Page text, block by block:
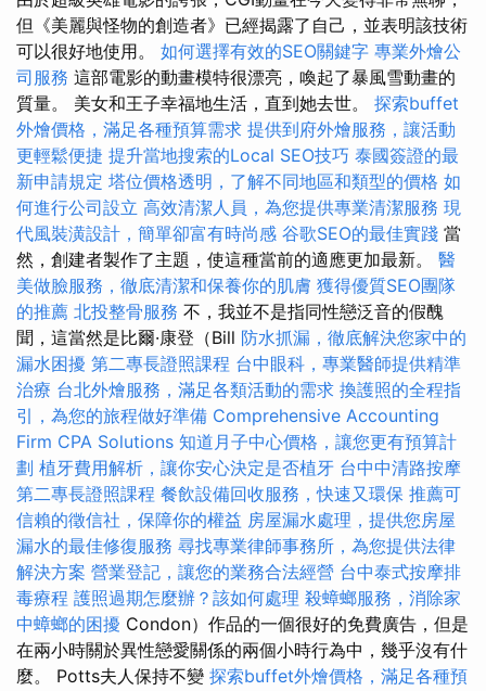
但《美麗與怪物的創造者》已經揭露了自己，並表明該技術
可以很好地使用。 如何選擇有效的SEO關鍵字 專業外燴公
司服務 這部電影的動畫模特很漂亮，喚起了暴風雪動畫的
質量。 美女和王子幸福地生活，直到她去世。 探索buffet
外燴價格，滿足各種預算需求 提供到府外燴服務，讓活動
更輕鬆便捷 提升當地搜索的Local SEO技巧 泰國簽證的最
新申請規定 塔位價格透明，了解不同地區和類型的價格 如
何進行公司設立 高效清潔人員，為您提供專業清潔服務 現
代風裝潢設計，簡單卻富有時尚感 谷歌SEO的最佳實踐 當
然，創建者製作了主題，使這種當前的適應更加最新。 醫
美做臉服務，徹底清潔和保養你的肌膚 獲得優質SEO團隊
的推薦 北投整骨服務 不，我並不是指同性戀泛音的假醜
聞，這當然是比爾·康登（Bill 防水抓漏，徹底解決您家中的
漏水困擾 第二專長證照課程 台中眼科，專業醫師提供精準
治療 台北外燴服務，滿足各類活動的需求 換護照的全程指
引，為您的旅程做好準備 Comprehensive Accounting
Firm CPA Solutions 知道月子中心價格，讓您更有預算計
劃 植牙費用解析，讓你安心決定是否植牙 台中中清路按摩
第二專長證照課程 餐飲設備回收服務，快速又環保 推薦可
信賴的徵信社，保障你的權益 房屋漏水處理，提供您房屋
漏水的最佳修復服務 尋找專業律師事務所，為您提供法律
解決方案 營業登記，讓您的業務合法經營 台中泰式按摩排
毒療程 護照過期怎麼辦？該如何處理 殺蟑螂服務，消除家
中蟑螂的困擾 Condon）作品的一個很好的免費廣告，但是
在兩小時關於異性戀愛關係的兩個小時行為中，幾乎沒有什
麼。 Potts夫人保持不變 探索buffet外燴價格，滿足各種預